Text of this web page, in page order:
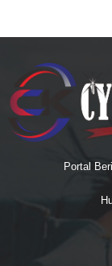
Portal